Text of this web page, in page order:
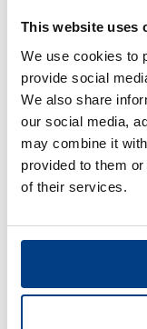
This website uses
We use cookies to
provide social
We also share
our social media,
may combine it
provided to them
of their services.
网络研讨会
优化用温热等